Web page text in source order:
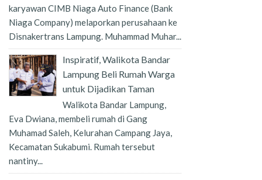
karyawan CIMB Niaga Auto Finance (Bank
Niaga Company) melaporkan perusahaan ke
Disnakertrans Lampung. Muhammad Muhar...
Inspiratif, Walikota Bandar
Lampung Beli Rumah Warga
untuk Dijadikan Taman
Walikota Bandar Lampung,
Eva Dwiana, membeli rumah di Gang
Muhamad Saleh, Kelurahan Campang Jaya,
Kecamatan Sukabumi. Rumah tersebut
nantiny...